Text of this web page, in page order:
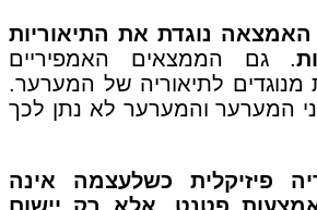
האמצאה נוגדת את התיאוריות
. גם הממצאים האמפיריים
מנוגדים לתיאוריה של המערער.
המערער והמערער לא נתן לכך
פיזיקלית כשלעצמה אינה